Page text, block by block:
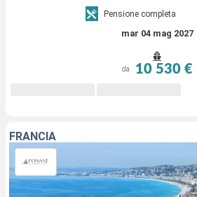
Pensione completa
mar 04 mag 2027
da 10 530 €
FRANCIA